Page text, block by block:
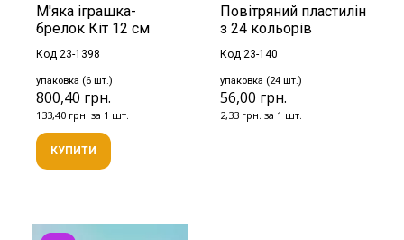
М'яка іграшка-
брелок Кіт 12 см
Код 23-1398
упаковка (6 шт.)
800,40 грн.
133,40 грн. за 1 шт.
КУПИТИ
Повітряний пластилін
з 24 кольорів
Код 23-140
упаковка (24 шт.)
56,00 грн.
2,33 грн. за 1 шт.